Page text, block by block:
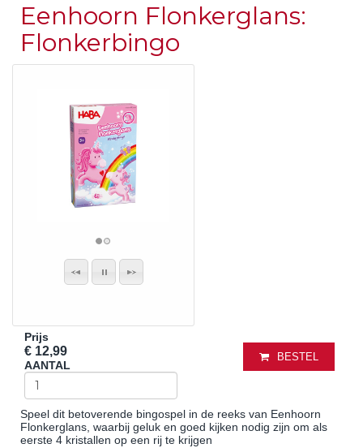
Eenhoorn Flonkerglans:
Flonkerbingo
Prijs
€ 12,99
AANTAL
BESTEL
Speel dit betoverende bingospel in de reeks van Eenhoorn
Flonkerglans, waarbij geluk en goed kijken nodig zijn om als
eerste 4 kristallen op een rij te krijgen